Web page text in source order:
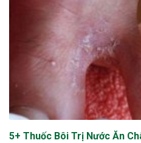
5+ Thuốc Bôi Trị Nước Ăn